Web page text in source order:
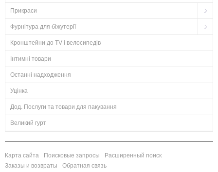
Прикраси
Фурнітура для біжутерії
Кронштейни до TV і велосипедів
Інтимні товари
Останні надходження
Уцінка
Дод. Послуги та товари для пакування
Великий гурт
Карта сайта Поисковые запросы
Расширенный поиск
Заказы и возвраты
Обратная связь